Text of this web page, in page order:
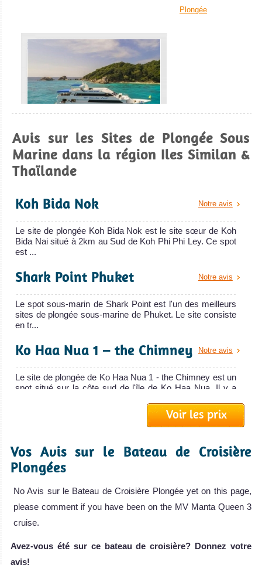
croisière aux
la plongée
Koh Phi
riche dans un
environnement
des paysages à
souffle. Bon
des sites de
plongée de
classe mondiale
de la Mer
Andaman.
sur la plongée
Koh
Faune sous
bonnes chances
Plongée
MV Sawasdee Fasai
Andaman Tritan
Le Andaman Tritan est un bateau de crois
Andaman Tritan Avis sur le Bateau de Croisière Plongée
The
Junk
Le bateau de
plongée The
le Bateau de
Croisière
Avis sur les Sites de Plongée Sous
Marine dans la région Iles Similan &
Thaïlande
Notre avis
Koh Bida Nok
Le site de plongée Koh Bida Nok est le site sœur de Koh
Bida Nai situé à 2km au Sud de Koh Phi Phi Ley. Ce spot
est ...
Notre avis
Shark Point Phuket
Le spot sous-marin de Shark Point est l'un des meilleurs
sites de plongée sous-marine de Phuket. Le site consiste
en tr...
Notre avis
Ko Haa Nua 1 – the Chimney
Le site de plongée de Ko Haa Nua 1 - the Chimney est un
spot situé sur la côte sud de l'île de Ko Haa Nua. Il y a
Notre avis
Le spot sous-marin de Beacon Point offre la chance de
voir de nombreuses raies pastenague, requins de récif et
le super...
Notre avis
Hide Away Bay
Le site de plongée Hide Away Bay est situé un peu plus
Barracuda ...
Voir les prix
Vos Avis sur le Bateau de Croisière
Plongées
No Avis sur le Bateau de Croisière Plongée yet on this page,
please comment if you have been on the MV Manta Queen 3
cruise.
Avez-vous été sur ce bateau de croisière? Donnez votre
avis!